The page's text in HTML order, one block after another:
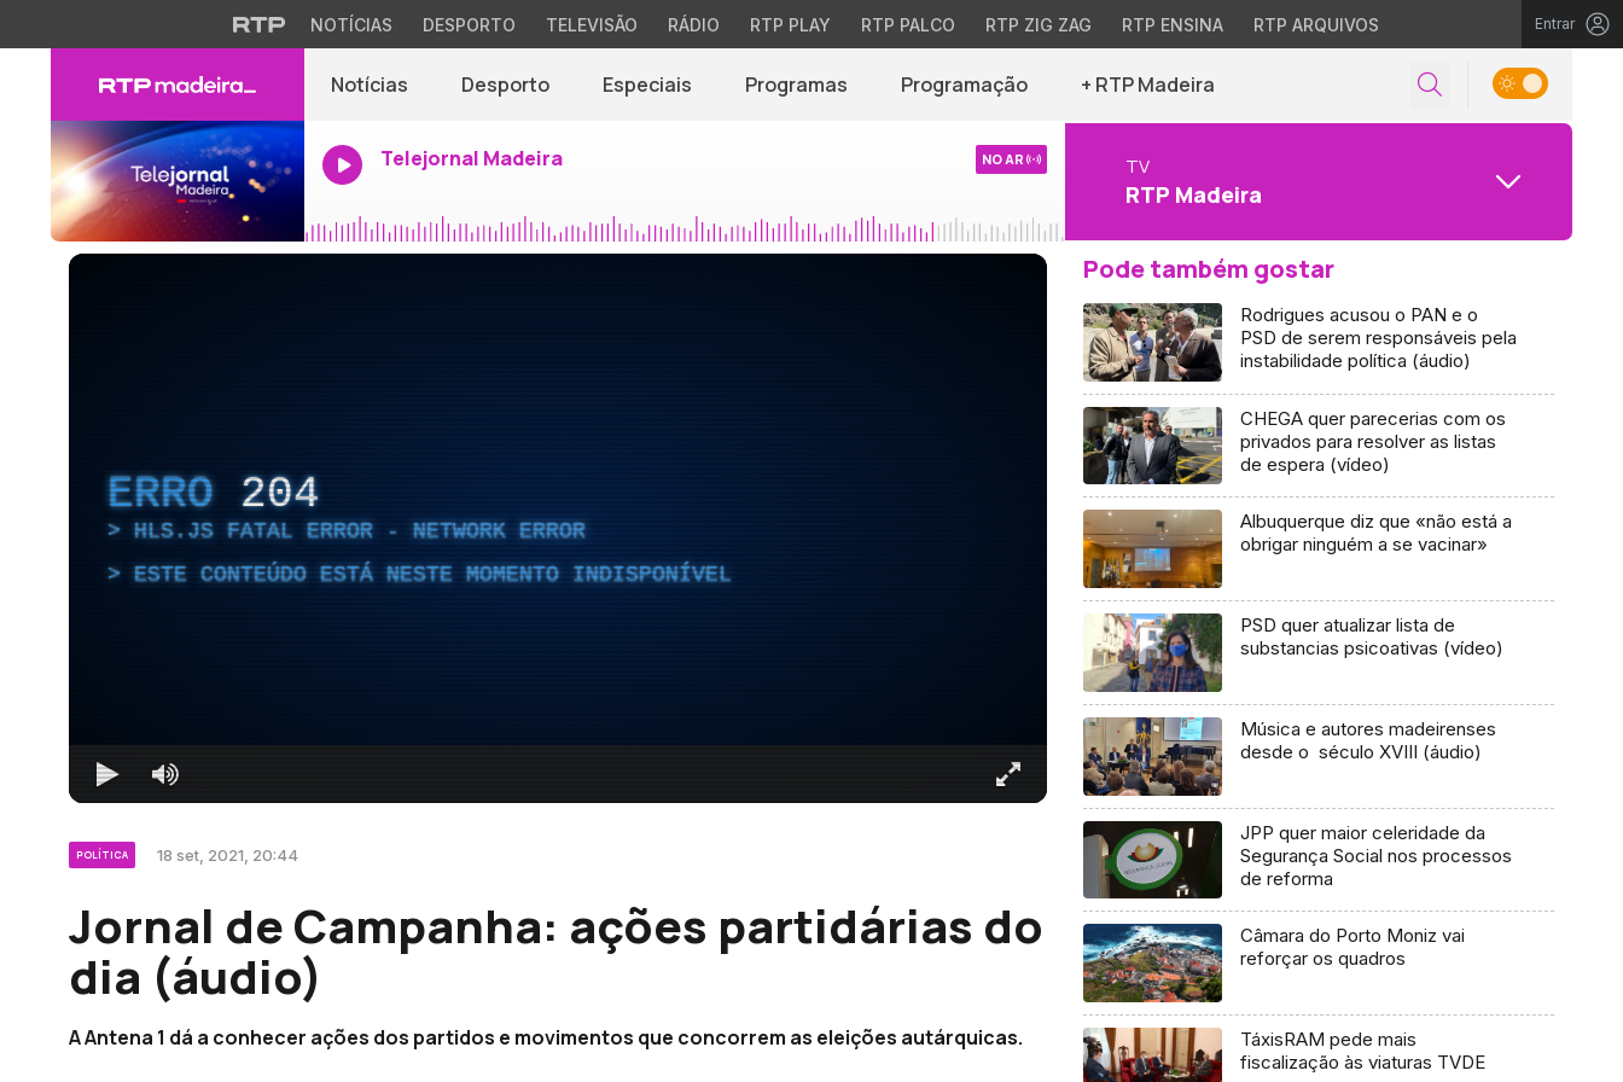
NOTÍCIAS DESPORTO TELEVISÃO RÁDIO RTP PLAY RTP PALCO RTP ZIG ZAG RTP ENSINA RTP ARQUIVOS Entrar
Notícias Desporto Especiais Programas Programação + RTP Madeira
Telejornal Madeira NO AR TV
RTP Madeira
ERRO 204
HLS.JS FATAL ERROR - NETWORK ERROR
ESTE CONTEÚDO ESTÁ NESTE MOMENTO INDISPONÍVEL
POLÍTICA 18 set, 2021, 20:44
Jornal de Campanha: ações partidárias do
dia (áudio)
A Antena 1 dá a conhecer ações dos partidos e movimentos que concorrem as eleições autárquicas.
Pode também gostar
Rodrigues acusou o PAN e o
PSD de serem responsáveis pela
instabilidade política (áudio)
CHEGA quer parecerias com os
privados para resolver as listas
de espera (vídeo)
Albuquerque diz que «não está a
obrigar ninguém a se vacinar»
PSD quer atualizar lista de
substancias psicoativas (vídeo)
Música e autores madeirenses
desde o século XVIII (áudio)
JPP quer maior celeridade da
Segurança Social nos processos
de reforma
Câmara do Porto Moniz vai
reforçar os quadros
TáxisRAM pede mais
fiscalização às viaturas TVDE